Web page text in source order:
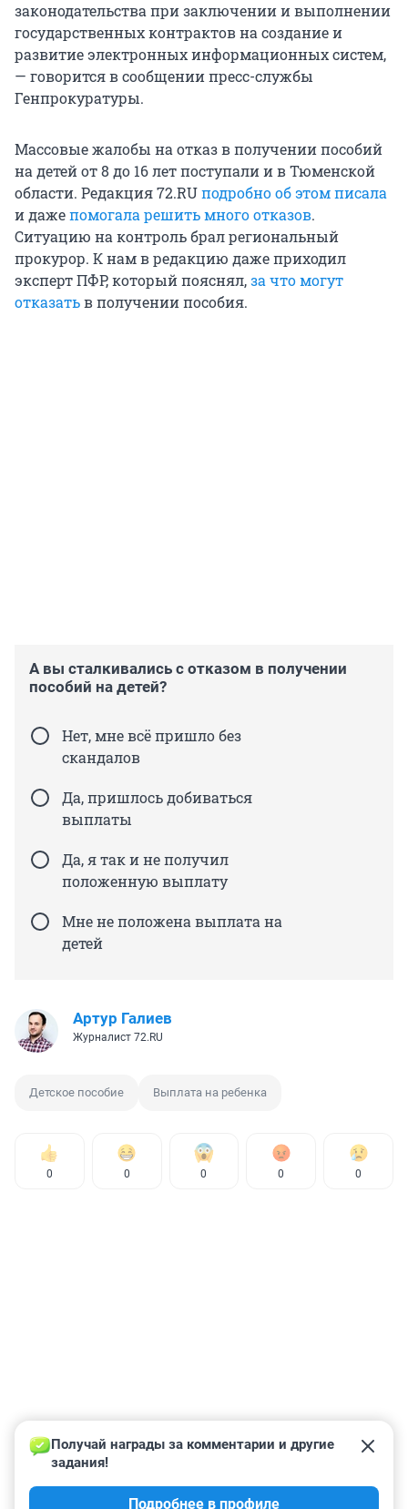
законодательства при заключении и выполнении
государственных контрактов на создание и
развитие электронных информационных систем,
— говорится в сообщении пресс-службы
Генпрокуратуры.
Массовые жалобы на отказ в получении пособий
на детей от 8 до 16 лет поступали и в Тюменской
области. Редакция 72.RUподробно об этом писала
и дажепомогала решить много отказов.
Ситуацию на контроль брал региональный
прокурор. К нам в редакцию даже приходил
эксперт ПФР, который пояснял,за что могут
отказатьв получении пособия.
А вы сталкивались с отказом в получении
пособий на детей?
Нет, мне всё пришло без
скандалов
Да, пришлось добиваться
выплаты
Да, я так и не получил
положенную выплату
Мне не положена выплата на
детей
Артур Галиев
Журналист 72.RU
Детское пособие Выплата на ребенка
0 0 0 0 0
Получай награды за комментарии и другие
задания!
Подробнее в профиле